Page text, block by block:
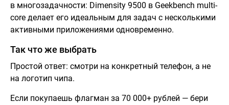
в многозадачности: Dimensity 9500 в Geekbench multi-
core делает его идеальным для задач с несколькими
активными приложениями одновременно.
Так что же выбрать
Простой ответ: смотри на конкретный телефон, а не
на логотип чипа.
Если покупаешь флагман за 70 000+ рублей — бери